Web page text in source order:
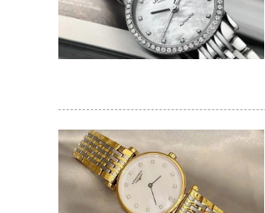
深圳市罗湖区深南
惠州市惠城区江北
厦门市思明区湖滨
福州市鼓楼区五四
重庆市江北区观音
长沙市芙蓉区定王
郑州市二七区铭功
太原市迎泽区解放